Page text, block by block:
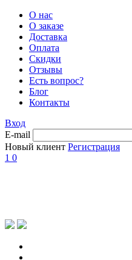
О нас
О заказе
Доставка
Оплата
Скидки
Отзывы
Есть вопрос?
Блог
Контакты
Вход
E-mail
Новый клиент Регистрация
1 0